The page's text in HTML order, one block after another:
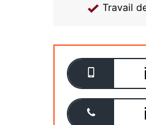
Travail